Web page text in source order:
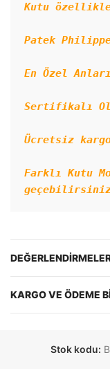
Kutu
Patek
En Özel
Sertifikalı
Ücretsiz
Farklı Kutu
KARGO VE ÖDEME
Stok kodu: